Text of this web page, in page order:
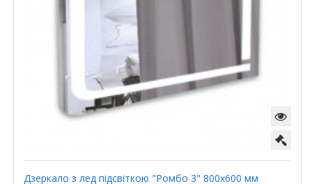
Дзеркало з лед підсвіткою "Ромбо 3" 800х600 мм